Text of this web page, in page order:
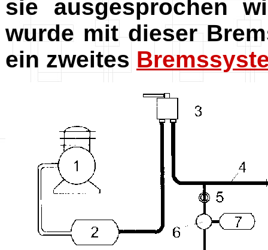
sie ausgesprochen
wurde mit dieser
ein zweites